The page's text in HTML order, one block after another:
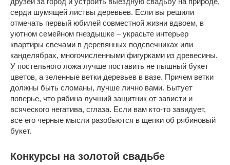
серди шумящей листвы деревьев. Если вы решили
отмечать первый юбилей совместной жизни вдвоем, в
уютном семейном гнездышке – украсьте интерьер
квартиры свечами в деревянных подсвечниках или
канделябрах, многочисленными фигурками из древесины.
У постельного ложа лучше поставить не пышный букет
цветов, а зеленные ветки деревьев в вазе. Причем ветки
должны быть сломаны, лучше лично вами. Бытует
поверье, что рябина лучший защитник от зависти и
всяческого негатива, сглаза. Если вам кто-то завидует,
все его черные мысли разобьются в щепки об рябиновый
букет.
Конкурсы на золотой свадьбе